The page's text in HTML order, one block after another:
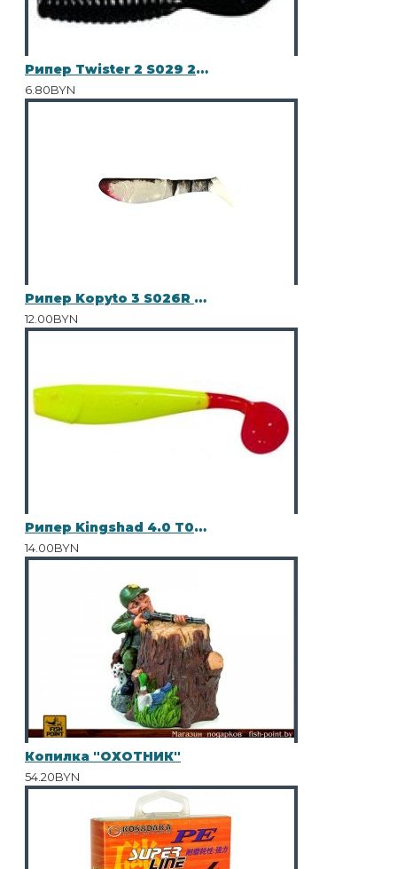
Рипер Twister 2 S029 25шт
6.80BYN
Рипер Kopyto 3 S026R 10шт
12.00BYN
Рипер Kingshad 4.0 T015 10шт
14.00BYN
Копилка "ОХОТНИК"
54.20BYN